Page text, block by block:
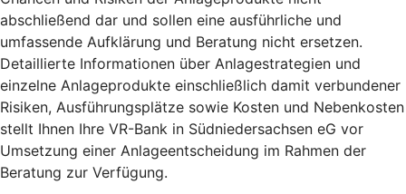
abschließend dar und sollen eine ausführliche und
umfassende Aufklärung und Beratung nicht ersetzen.
Detaillierte Informationen über Anlagestrategien und
einzelne Anlageprodukte einschließlich damit verbundener
Risiken, Ausführungsplätze sowie Kosten und Nebenkosten
stellt Ihnen Ihre VR-Bank in Südniedersachsen eG vor
Umsetzung einer Anlageentscheidung im Rahmen der
Beratung zur Verfügung.